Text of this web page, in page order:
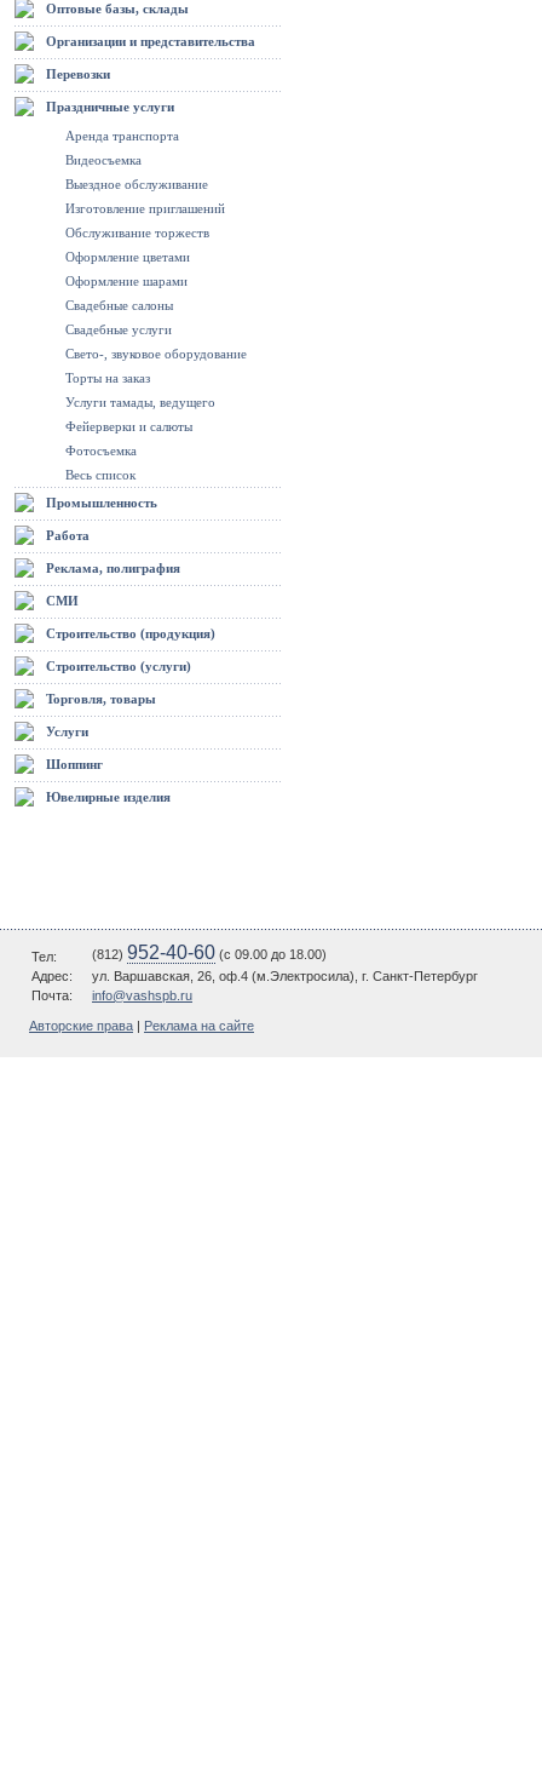
Оптовые базы, склады
Организации и представительства
Перевозки
Праздничные услуги
Аренда транспорта
Видеосъемка
Выездное обслуживание
Изготовление приглашений
Обслуживание торжеств
Оформление цветами
Оформление шарами
Свадебные салоны
Свадебные услуги
Свето-, звуковое оборудование
Торты на заказ
Услуги тамады, ведущего
Фейерверки и салюты
Фотосъемка
Весь список
Промышленность
Работа
Реклама, полиграфия
СМИ
Строительство (продукция)
Строительство (услуги)
Торговля, товары
Услуги
Шоппинг
Ювелирные изделия
Тел: (812) 952-40-60 (c 09.00 до 18.00)
Адрес:
ул. Варшавская, 26, оф.4 (м.Электросила), г. Санкт-Петербург
Почта:
info@vashspb.ru
Авторские права Реклама на сайте